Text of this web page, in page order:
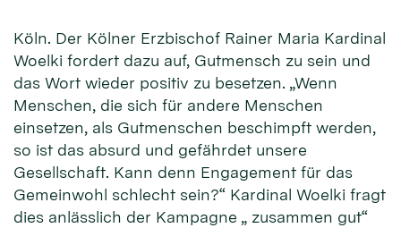
Köln. Der Kölner Erzbischof Rainer Maria Kardinal
Woelki fordert dazu auf, Gutmensch zu sein und
das Wort wieder positiv zu besetzen. „Wenn
Menschen, die sich für andere Menschen
einsetzen, als Gutmenschen beschimpft werden,
so ist das absurd und gefährdet unsere
Gesellschaft. Kann denn Engagement für das
Gemeinwohl schlecht sein?“ Kardinal Woelki fragt
dies anlässlich der Kampagne „ zusammen gut“